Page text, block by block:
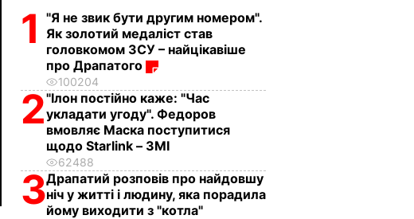
1
"Я не звик бути другим номером".
Як золотий медаліст став
головкомом ЗСУ – найцікавіше
про Драпатого
100204
2"Ілон постійно каже: "Час
укладати угоду". Федоров
вмовляє Маска поступитися
щодо Starlink – ЗМІ
62488
3Драпатий розповів про найдовшу
ніч у житті і людину, яка порадила
йому виходити з "котла"